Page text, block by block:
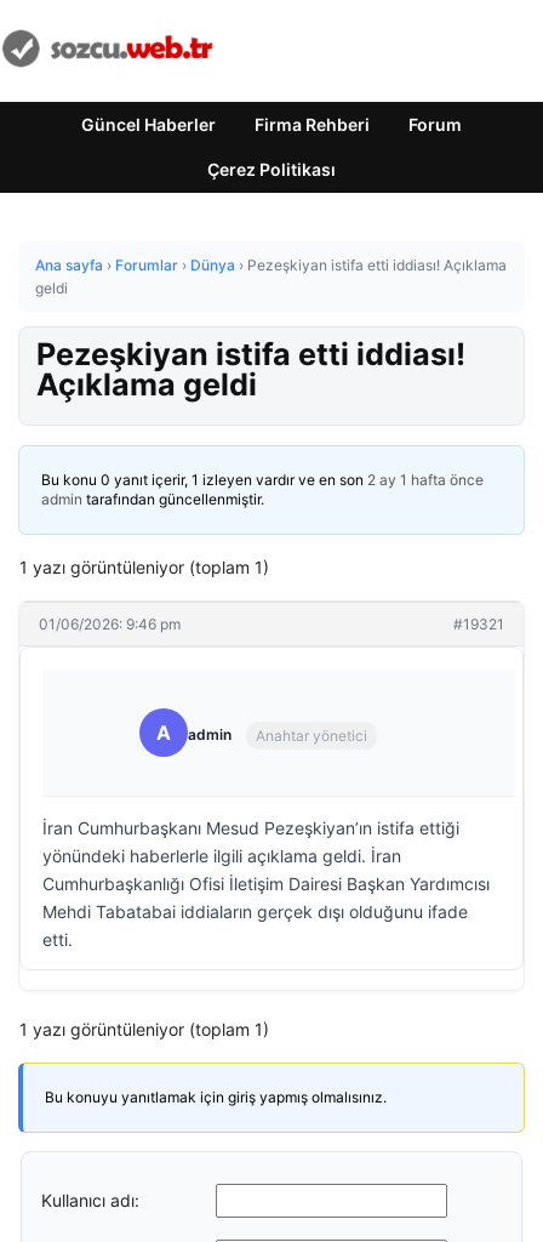
Güncel Haberler Firma Rehberi Forum
Çerez Politikası
Ana sayfa › Forumlar › Dünya › Pezeşkiyan istifa etti iddiası! Açıklama
geldi
Pezeşkiyan istifa etti iddiası!
Açıklama geldi
Bu konu 0 yanıt içerir, 1 izleyen vardır ve en son 2 ay 1 hafta önce
admin tarafından güncellenmiştir.
1 yazı görüntüleniyor (toplam 1)
01/06/2026: 9:46 pm #19321
A admin Anahtar yönetici
İran Cumhurbaşkanı Mesud Pezeşkiyan’ın istifa ettiği
yönündeki haberlerle ilgili açıklama geldi. İran
Cumhurbaşkanlığı Ofisi İletişim Dairesi Başkan Yardımcısı
Mehdi Tabatabai iddiaların gerçek dışı olduğunu ifade
etti.
1 yazı görüntüleniyor (toplam 1)
Bu konuyu yanıtlamak için giriş yapmış olmalısınız.
Kullanıcı adı: